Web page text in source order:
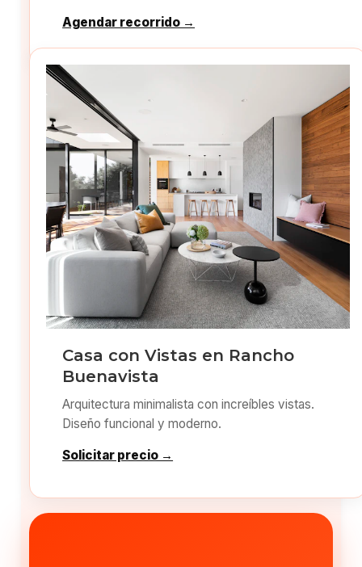
Agendar recorrido →
Casa con Vistas en Rancho
Buenavista
Arquitectura minimalista con increíbles vistas.
Diseño funcional y moderno.
Solicitar precio →